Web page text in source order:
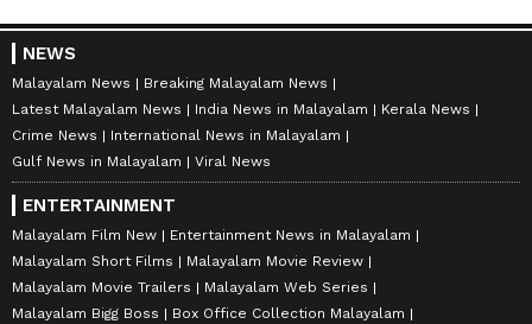
NEWS
Malayalam News
Breaking Malayalam News
Latest Malayalam News
India News in Malayalam
Kerala News
Crime News
International News in Malayalam
Gulf News in Malayalam
Viral News
ENTERTAINMENT
Malayalam Film New
Entertainment News in Malayalam
Malayalam Short Films
Malayalam Movie Review
Malayalam Movie Trailers
Malayalam Web Series
Malayalam Bigg Boss
Box Office Collection Malayalam